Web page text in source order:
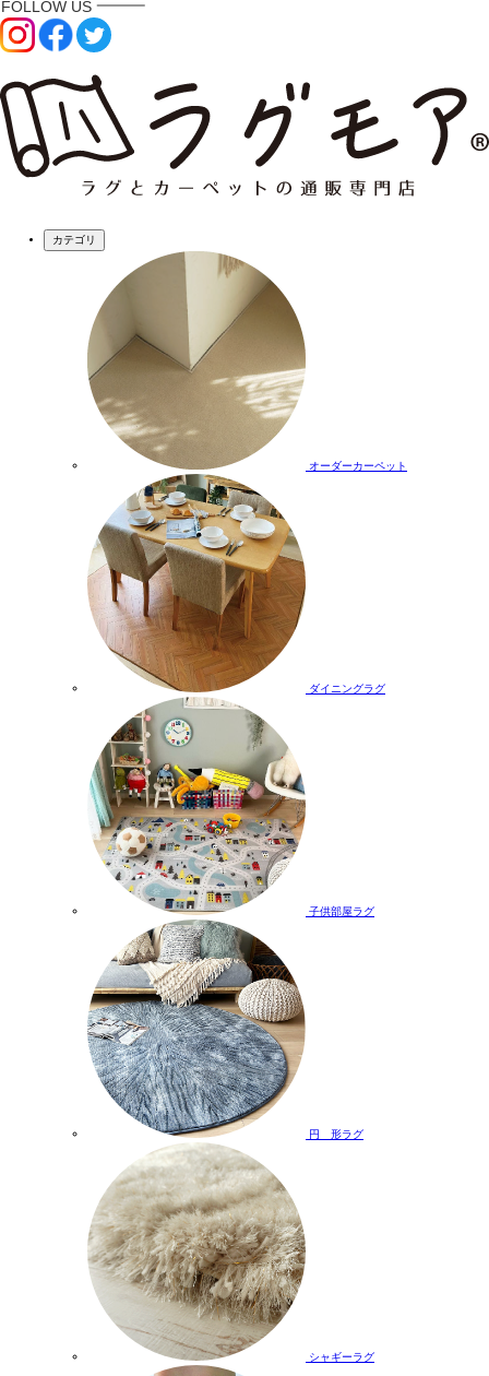
カテゴリ
オーダーカーペット
ダイニングラグ
子供部屋ラグ
円 形ラグ
シャギーラグ